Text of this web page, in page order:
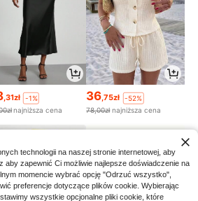
,31zł
-1%
najniższa cena
36,75zł
-52%
78,00zł najniższa cena
technologii na naszej stronie internetowej, aby
aby zapewnić Ci możliwie najlepsze doświadczenie na
momencie wybrać opcję "Odrzuć wszystko",
preferencje dotyczące plików cookie. Wybierając
wszystkie opcjonalne pliki cookie, które